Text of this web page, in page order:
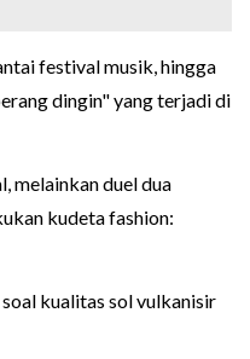
festival musik, hingga
dingin" yang terjadi di
melainkan duel dua
kudeta fashion:
kualitas sol vulkanisir